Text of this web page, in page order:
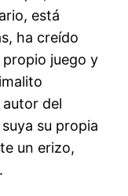
está
ha creído
juego y
del
su propia
un erizo,